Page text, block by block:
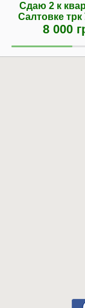
Сдаю 2 к
Салтовке трк
8 000